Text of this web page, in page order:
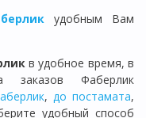
удобным Вам
в удобное время, в
заказов Фаберлик
, до постамата,
удобный способ